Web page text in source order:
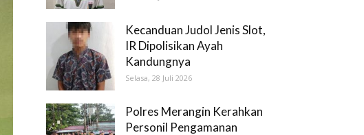
Kecanduan Judol Jenis Slot,
IR Dipolisikan Ayah
Kandungnya
Selasa, 28 Juli 2026
Polres Merangin Kerahkan
Personil Pengamanan